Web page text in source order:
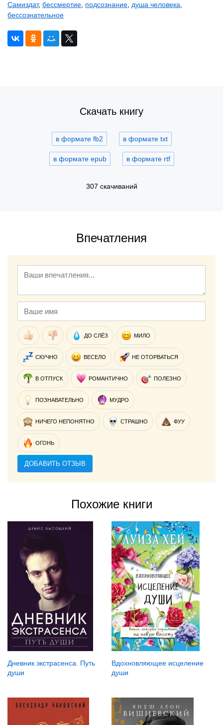
Самиздат, бессмертие, подсознание, душа человека,
бессознательное
Скачать книгу
в формате fb2 в формате txt
в формате epub в формате rtf
307 скачиваний
Впечатления
ДО СЛЁЗ МИЛО
СКУЧНО ВЕСЕЛО НЕ ОТОРВАТЬСЯ
В ОТПУСК РОМАНТИЧНО ПОЛЕЗНО
ПОЗНАВАТЕЛЬНО МУДРО
НИЧЕГО НЕПОНЯТНО СТРАШНО ФУУ
ОГОНЬ
ДОБАВИТЬ ОТЗЫВ
Похожие книги
Дневник экстрасенса. Путь
души
Вдохновляющее исцеление
души